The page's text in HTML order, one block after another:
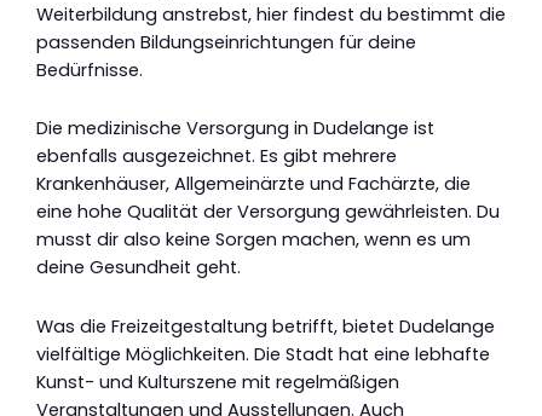
Weiterbildung anstrebst, hier findest du bestimmt die
passenden Bildungseinrichtungen für deine
Bedürfnisse.
Die medizinische Versorgung in Dudelange ist
ebenfalls ausgezeichnet. Es gibt mehrere
Krankenhäuser, Allgemeinärzte und Fachärzte, die
eine hohe Qualität der Versorgung gewährleisten. Du
musst dir also keine Sorgen machen, wenn es um
deine Gesundheit geht.
Was die Freizeitgestaltung betrifft, bietet Dudelange
vielfältige Möglichkeiten. Die Stadt hat eine lebhafte
Kunst- und Kulturszene mit regelmäßigen
Veranstaltungen und Ausstellungen. Auch